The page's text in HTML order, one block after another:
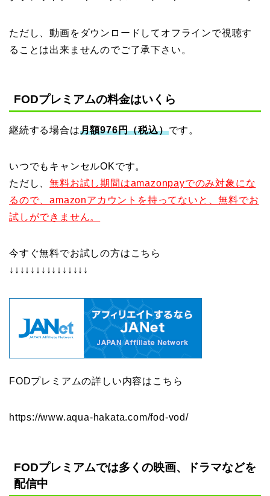
ただし、動画をダウンロードしてオフラインで視聴す
ることは出来ませんのでご了承下さい。
FODプレミアムの料金はいくら
継続する場合は月額976円（税込）です。
いつでもキャンセルOKです。
ただし、無料お試し期間はamazonpayでのみ対象にな
るので、amazonアカウントを持ってないと、無料でお
試しができません。
今すぐ無料でお試しの方はこちら
↓↓↓↓↓↓↓↓↓↓↓↓↓↓↓
FODプレミアムの詳しい内容はこちら
https://www.aqua-hakata.com/fod-vod/
FODプレミアムでは多くの映画、ドラマなどを
配信中